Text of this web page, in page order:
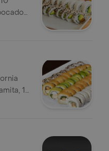
casa.
10